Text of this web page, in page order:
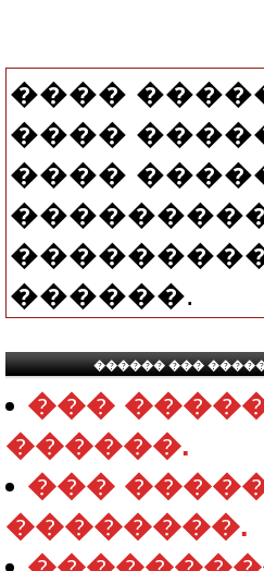
����
����
����
������.
������ ���
���
������.
���
��������.